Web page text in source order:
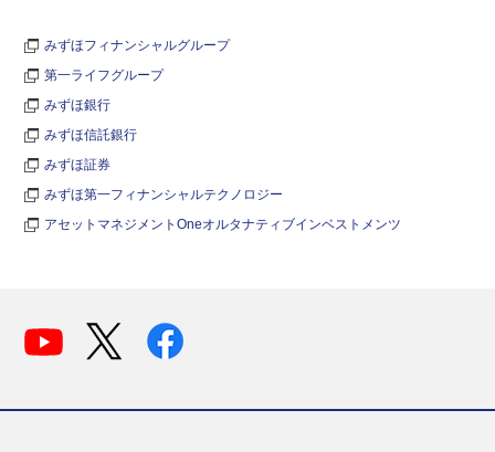
みずほフィナンシャルグループ
第一ライフグループ
みずほ銀行
みずほ信託銀行
みずほ証券
みずほ第一フィナンシャルテクノロジー
アセットマネジメントOneオルタナティブインベストメンツ